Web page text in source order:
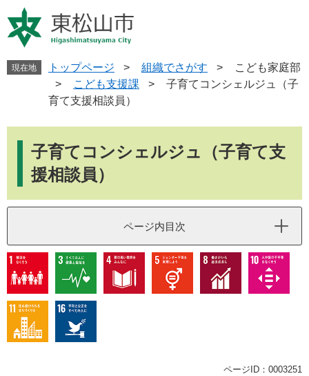
ー
ジ
ニ
ュ
現在地 トップページ > 組織でさがす >
こども家庭部
>
こども支援課 >
子育てコンシェルジュ（子
育て支援相談員）
子育てコンシェルジュ（子育て支
援相談員）
ページ内目次
ページID：0003251